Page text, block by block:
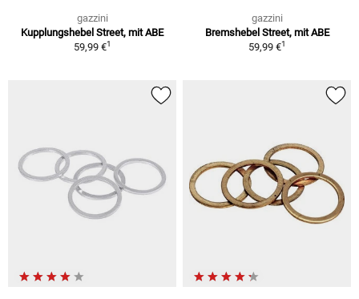
gazzini
Kupplungshebel Street, mit ABE
59,99 €1
gazzini
Bremshebel Street, mit ABE
59,99 €1